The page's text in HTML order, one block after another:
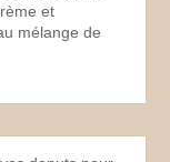
et
mélange de